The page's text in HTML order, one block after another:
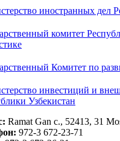
иностранных дел
комитет
Комитет по
инвестиций и
Узбекистан
Ramat Gan c., 52413, 31
972-3 672-23-71